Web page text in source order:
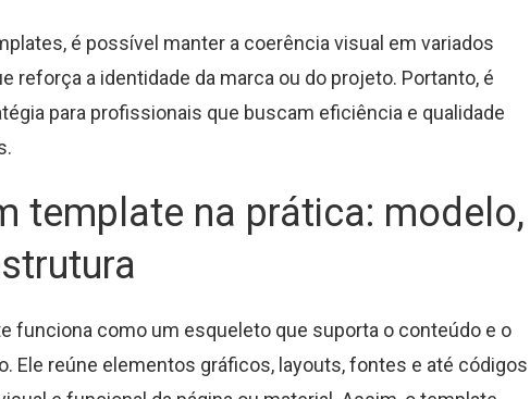
é possível manter a coerência visual em variados
reforça a identidade da marca ou do projeto. Portanto, é
para profissionais que buscam eficiência e qualidade
template na prática: modelo,
funciona como um esqueleto que suporta o conteúdo e o
Ele reúne elementos gráficos, layouts, fontes e até códigos